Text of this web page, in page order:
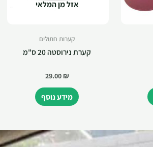
אזל מן המלאי
קערות חתולים
קערת נירוסטה 20 ס"מ
29.00₪
מידע נוסף